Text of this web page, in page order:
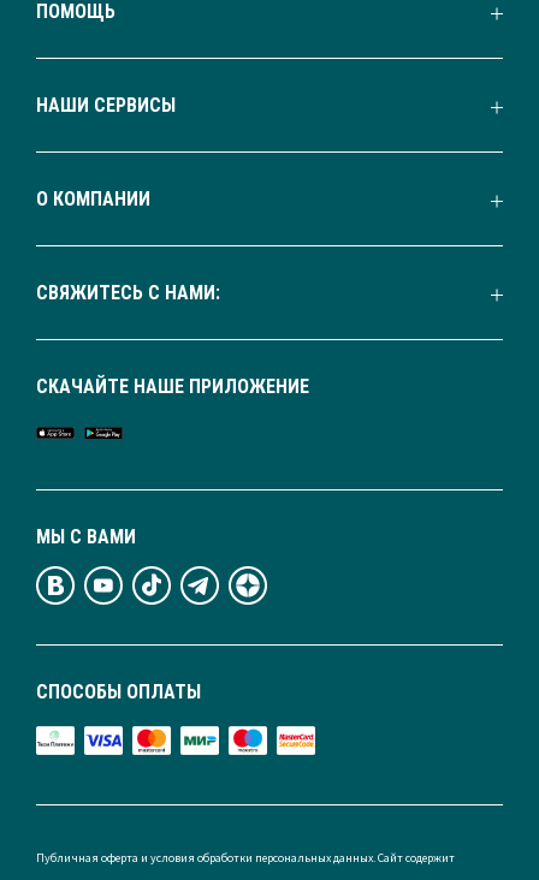
ПОМОЩЬ
НАШИ СЕРВИСЫ
О КОМПАНИИ
СВЯЖИТЕСЬ С НАМИ:
СПОСОБЫ ОПЛАТЫ
МЫ С ВАМИ
СКАЧАЙТЕ НАШЕ ПРИЛОЖЕНИЕ
Публичная оферта и условия обработки персональных данных. Сайт содержит